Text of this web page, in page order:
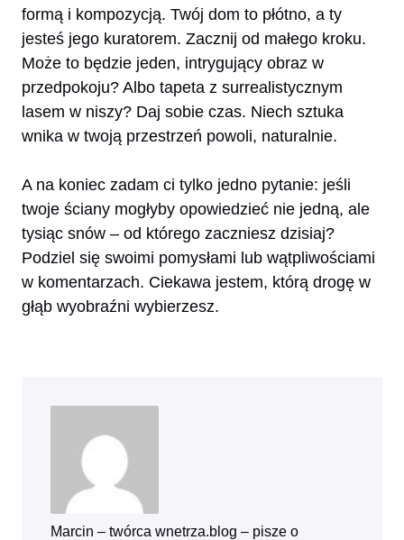
formą i kompozycją. Twój dom to płótno, a ty
jesteś jego kuratorem. Zacznij od małego kroku.
Może to będzie jeden, intrygujący obraz w
przedpokoju? Albo tapeta z surrealistycznym
lasem w niszy? Daj sobie czas. Niech sztuka
wnika w twoją przestrzeń powoli, naturalnie.
A na koniec zadam ci tylko jedno pytanie: jeśli
twoje ściany mogłyby opowiedzieć nie jedną, ale
tysiąc snów – od którego zaczniesz dzisiaj?
Podziel się swoimi pomysłami lub wątpliwościami
w komentarzach. Ciekawa jestem, którą drogę w
głąb wyobraźni wybierzesz.
Marcin – twórca wnetrza.blog – pisze o